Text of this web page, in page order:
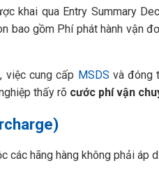
khai qua Entry Summary
bao gồm Phí phát hành vận
việc cung cấp MSDS và đóng
thấy rõ cước phí vận
các hãng hàng không phải áp